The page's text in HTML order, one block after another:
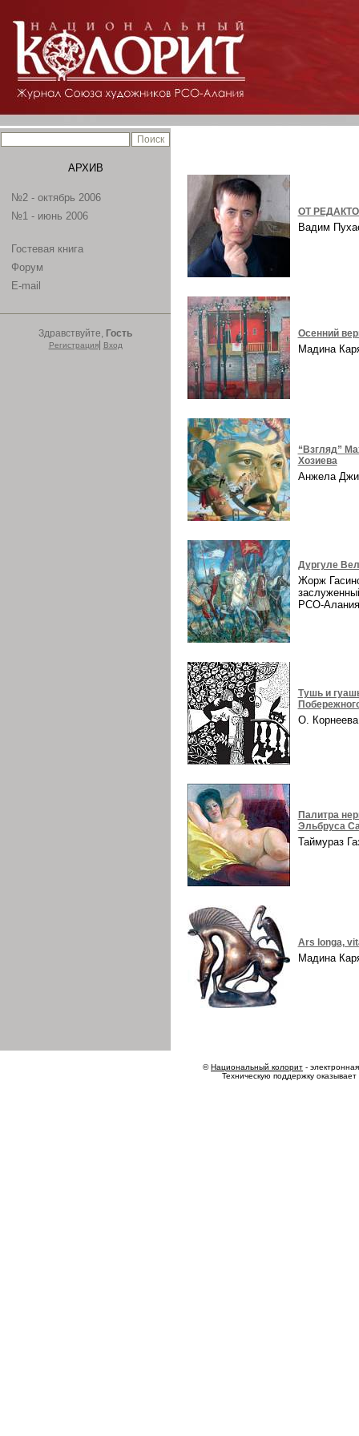
АРХИВ
№2 - октябрь 2006
№1 - июнь 2006
Гостевая книга
Форум
E-mail
Здравствуйте, Гость
Регистрация| Вход
ОТ
Вадим
Осенний
Мадина
“Взгляд”
Хозиева
Анжела
Дургуле
Жорж
РСО-
Тушь и
О.
Палитра
Эльбруса
Таймураз
Ars longa,
Мадина
©Национальный колорит -
Техническую поддержку